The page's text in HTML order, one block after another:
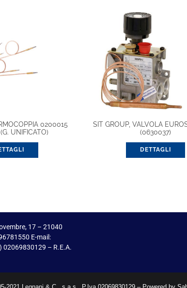
0200015
UNIFICATO)
SIT GROUP, VALVOLA
(0630037)
DETTAGLI
17 – 21040
E-mail:
02069830129 – R.E.A.